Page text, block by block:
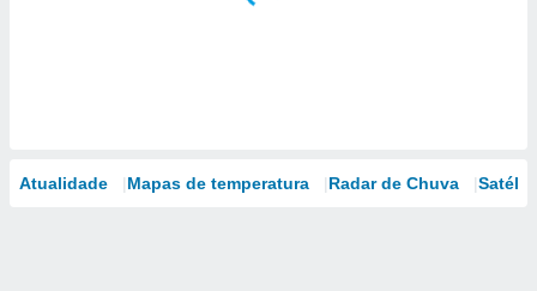
Atualidade Mapas de temperatura Radar de Chuva